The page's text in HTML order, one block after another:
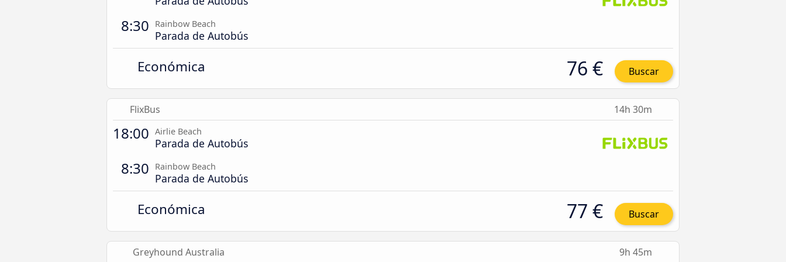
8:30 Rainbow Beach
Parada de Autobús
Económica 76 € Buscar
FlixBus 14h 30m
18:00 Airlie Beach
Parada de Autobús
8:30 Rainbow Beach
Parada de Autobús
Económica 77 € Buscar
Greyhound Australia 9h 45m